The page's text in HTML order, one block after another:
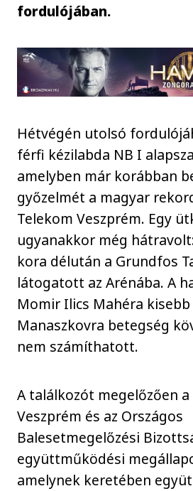
fordulójában.
Hétvégén utolsó
férfi kézilabda NB I
amelyben már korábban
győzelmét a magyar
Telekom Veszprém. Egy
ugyanakkor még
kora délután a Grundfos
látogatott az Arénába. A
Momir Ilics Mahéra
Manaszkovra betegség
nem számíthatott.
A találkozót megelőzően a
Veszprém és az Országos
Balesetmegelőzési
együttműködési
amelynek keretében